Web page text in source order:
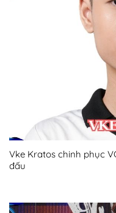
Vke Kratos chinh phục
đấu